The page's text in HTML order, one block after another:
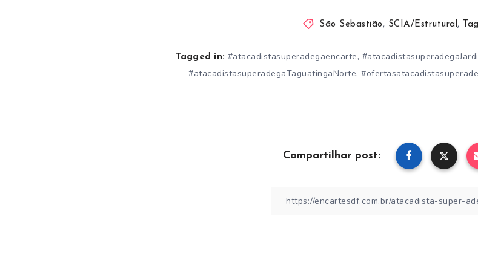
São Sebastião , SCIA/Estrutural ,
Tagged in: #atacadistasuperadegaencarte,
#atacadistasuperadegaTaguatingaNorte,
Compartilhar post: